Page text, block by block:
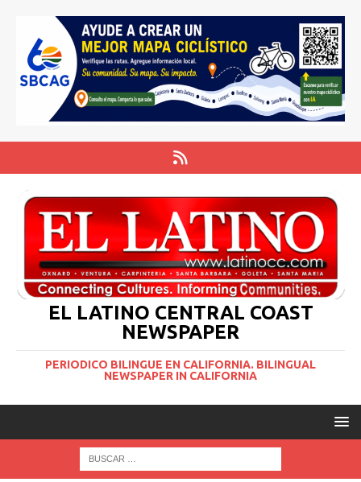
EL LATINO CENTRAL COAST
NEWSPAPER
PERIODICO BILINGUE EN CALIFORNIA. BILINGUAL
NEWSPAPER IN CALIFORNIA